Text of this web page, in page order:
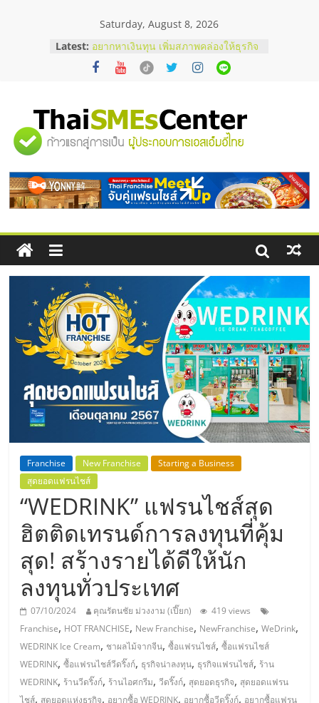
Saturday, August 8, 2026
Latest: บริษัท Cybersecurity ในไทยที่ไหนดี?
วิธีเลือกผู้ให้บริการให้คุ้มค่าและตอบ
โจทย์ธุรกิจ
สัมมนาออนไลน์ โอกาสบริหารสถานี
บริการน้ำมัน Shell
สัมมนาลงทุน แฟรนไชส์ยอนนี่
ไชส์ ครั้งที่ 8
ร้านเครื่องเสียงคุณภาพสูง พร้อม
โซลูชันระบบภาพและเสียง
"ศูนย์
รวม
ข้อมูล
ธุรกิจ
SME
แห่ง
ประเทศไทย,
ThaiSMEsCenter,
รวม
ธุรกิจ
เอ
ส
เอ็
มอี
ไทย,
Franchise New Franchise
Starting a Business
สุดยอดแฟรนไชส์
“WEDRINK” แฟรนไชส์สุด
ฮิตติดเทรนด์การลงทุนที่คุ้ม
สุด! สร้างรายได้ดีให้นัก
ลงทุนทั่วประเทศ
07/10/2024 คุณรัตนชัย ม่วงงาม (เปี๊ยก)
419 views
Franchise, HOT FRANCHISE, New Franchise, NewFranchise,WeDrink,
WEDRINK Ice Cream, ชาผลไม้จากจีน,ซื้อแฟรนไชส์,ซื้อแฟรนไชส์
WEDRINK,ซื้อแฟรนไชส์วีดริ๊งก์, ธุรกิจน่าลงทุน, ธุรกิจแฟรนไชส์, ร้าน
WEDRINK, ร้านวีดริ๊งก์, ร้านไอศกรีม,วีดริ๊งก์, สุดยอดธุรกิจ, สุดยอดแฟรน
ไชส์, สุดยอดแห่งธุรกิจ, อยากซื้อ WEDRINK, อยากซื้อวีดริ๊งก์, อยากซื้อแฟรน